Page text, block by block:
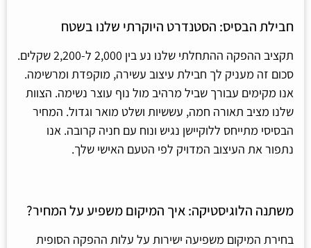
חבילת הבסיס: הסטנדרט היוקרתי שלנו בשטח
תקציב ההפקה ההתחלתי שלנו נע בין 2,000 ל-2,200 שקלים.
סכום זה מעניק לך חבילת עיצוב עשירה, מוקפדת ומרשימה.
אנו מקימים עבורך שביל מרהיב מול נוף עוצר נשימה. הצוות
שלנו מציב תאורה חמה, עששיות ושלט מואר וגדול. המחיר
הבסיסי מתייחס ללוקיישן נגיש ונוח עם חניה קרובה. אנו
נתפור את העיצוב המדויק לפי הטעם האישי שלך.
משתנה הלוגיסטיקה: איך המיקום משפיע על המחיר?
בחירת המיקום משפיעה ישירות על עלות ההפקה הסופית